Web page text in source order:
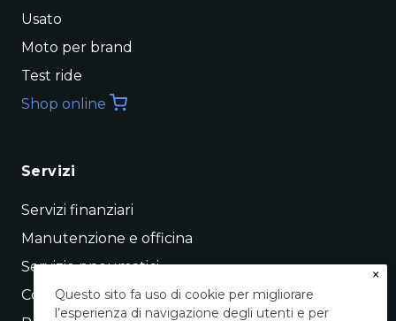
Usato
Moto per brand
Test ride
Shop online
Servizi
Servizi finanziari
Manutenzione e officina
Servizio pneumatici
Conto vendita
×
Questo sito fa uso di cookie per migliorare
l’esperienza di navigazione degli utenti e per